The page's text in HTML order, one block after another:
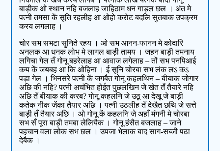
बाड़ीक ओ स्थान नहि बजलाह जाहिठाम धन गाड़ल छल । अंत मे
पत्नी तमसा कें सूति रहलीह आ ओहो करोट बदलि सुतबाक उपक्रम
करय लगलाह ।
चोर सभ सभटा सुनिते रहय । ओ सभ आनन-फानन मे कोदारि
अनलक आ धनक लोभ मे लागल बाड़ी तामय । जहन बाड़ी तमनाय
लगिचा गेल तँ गोनू बहरेलाह आ आवाज लगेलाह – तों सभ पनपिआई
कय कें जयबह आ कि ओहिना । ई सूनि चोरबा सभ लंक लऽ कऽ
पड़ा गेल । भिनसरे पत्नी कें जगबैत गोनू कहलथिन – बीयाक जोगार
अछि की नहि? पत्नी अचंभित होईत पुछलखिन जे खेत तँ तैयारे नहि
अछि तँ बीयाक की करब? गोनू कहलनि जे उठू आ देखू जे बाड़ी
कतेक नीक जेंका तैयार अछि । पत्नी उठलीह तँ देखैत छथि जे सत्ते
बाड़ी तँ तैयार अछि । ओ गोनू कें कहलनि जे अहाँ मंगनी मे चोरबा
सभ सँ पूरा बाड़ी तमबा लेलियैक । गोनू हंसैत बजलाह – जाने
पहचान वला लोक सभ छल । उपजा भेलाक बाद साग-सब्जी पठा
देबैक ।